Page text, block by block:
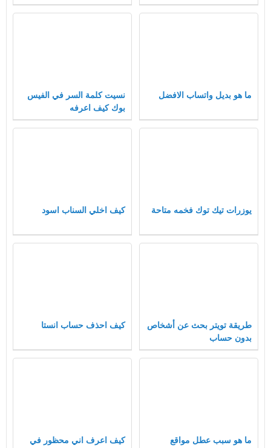
الايفون
ما هو بديل واتساب الافضل
نسيت كلمة السر في الفيس
بوك كيف اعرفه
يوزرات تيك توك فخمه متاحة كيف اخلي السناب اسود
طريقة تويتر بحث عن أشخاص
بدون حساب
كيف احذف حساب انستا
ما هو سبب عطل مواقع
كيف اعرف اني محظور في